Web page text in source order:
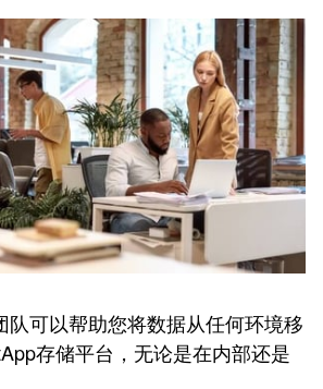
队可以帮助您将数据从任何环境移
存储平台，无论是在内部还是